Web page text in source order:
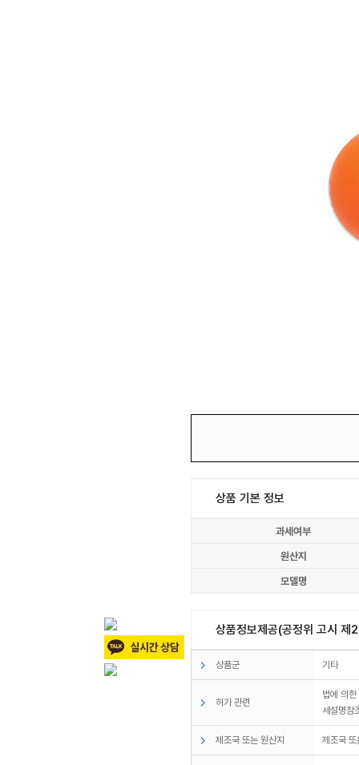
모우 산분기
상품 기본 정보
과세여부
원산지
모델명
상품정보제공(공정위 고시
상품군 기타
허가 관련
법에 의
세설명참
제조국 또는 원산지 제조국